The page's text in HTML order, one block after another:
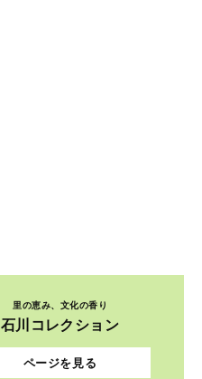
里の恵み、文化の香り
石川コレクション
ページを見る